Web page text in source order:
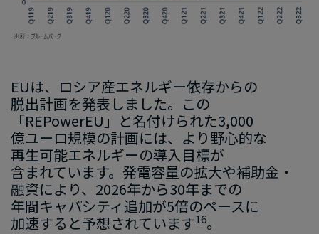
EUは、 ​ロシア産エネルギー依存からの​
脱出計画を​発表しました。 ​この​
「REPowerEU 」 と​名付けられた​3,000
億ユーロ規模の​計画には、​より​野心的な
再生可能エネルギーの​導入目標が​
含まれています。 ​発電容量の​拡大や​補助金 ・
融資に​より、 ​2026年から​30年までの​
年間キャパシティ追加が​5倍の​ペースに​
加速すると​予想されています16。